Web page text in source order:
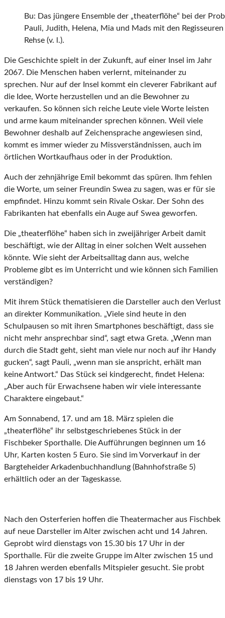
Bu: Das jüngere Ensemble der „theaterflöhe“ bei der
Pauli, Judith, Helena, Mia und Mads mit den
Rehse (v. l.).
Die Geschichte spielt in der Zukunft, auf einer Insel im Jahr
2067. Die Menschen haben verlernt, miteinander zu
sprechen. Nur auf der Insel kommt ein cleverer Fabrikant auf
die Idee, Worte herzustellen und an die Bewohner zu
verkaufen. So können sich reiche Leute viele Worte leisten
und arme kaum miteinander sprechen können. Weil viele
Bewohner deshalb auf Zeichensprache angewiesen sind,
kommt es immer wieder zu Missverständnissen, auch im
örtlichen Wortkaufhaus oder in der Produktion.
Auch der zehnjährige Emil bekommt das spüren. Ihm fehlen
die Worte, um seiner Freundin Swea zu sagen, was er für sie
empfindet. Hinzu kommt sein Rivale Oskar. Der Sohn des
Fabrikanten hat ebenfalls ein Auge auf Swea geworfen.
Die „theaterflöhe“ haben sich in zweijähriger Arbeit damit
beschäftigt, wie der Alltag in einer solchen Welt aussehen
könnte. Wie sieht der Arbeitsalltag dann aus, welche
Probleme gibt es im Unterricht und wie können sich Familien
verständigen?
Mit ihrem Stück thematisieren die Darsteller auch den Verlust
an direkter Kommunikation. „Viele sind heute in den
Schulpausen so mit ihren Smartphones beschäftigt, dass sie
nicht mehr ansprechbar sind“, sagt etwa Greta. „Wenn man
durch die Stadt geht, sieht man viele nur noch auf ihr Handy
gucken“, sagt Pauli, „wenn man sie anspricht, erhält man
keine Antwort.“ Das Stück sei kindgerecht, findet Helena:
„Aber auch für Erwachsene haben wir viele interessante
Charaktere eingebaut.“
Am Sonnabend, 17. und am 18. März spielen die
„theaterflöhe“ ihr selbstgeschriebenes Stück in der
Fischbeker Sporthalle. Die Aufführungen beginnen um 16
Uhr, Karten kosten 5 Euro. Sie sind im Vorverkauf in der
Bargteheider Arkadenbuchhandlung (Bahnhofstraße 5)
erhältlich oder an der Tageskasse.
Nach den Osterferien hoffen die Theatermacher aus Fischbek
auf neue Darsteller im Alter zwischen acht und 14 Jahren.
Geprobt wird dienstags von 15.30 bis 17 Uhr in der
Sporthalle. Für die zweite Gruppe im Alter zwischen 15 und
18 Jahren werden ebenfalls Mitspieler gesucht. Sie probt
dienstags von 17 bis 19 Uhr.